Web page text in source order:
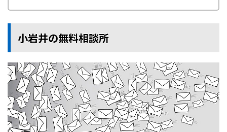
小岩井の無料相談所